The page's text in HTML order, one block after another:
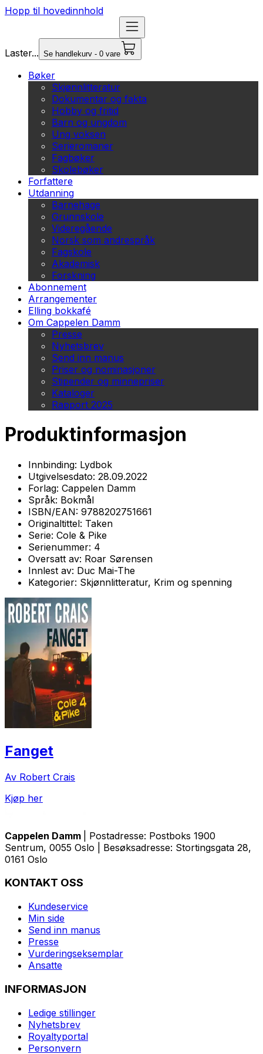
Hopp til hovedinnhold
Laster... Se handlekurv - 0 vare
Bøker
Skjønnlitteratur
Dokumentar og fakta
Hobby og fritid
Barn og ungdom
Ung voksen
Serieromaner
Fagbøker
Skolebøker
Forfattere
Utdanning
Barnehage
Grunnskole
Videregående
Norsk som andrespråk
Fagskole
Akademisk
Forskning
Abonnement
Arrangementer
Elling bokkafé
Om Cappelen Damm
Presse
Nyhetsbrev
Send inn manus
Priser og nominasjoner
Stipender og minnepriser
Kataloger
Rapport 2025
Produktinformasjon
Innbinding: Lydbok
Utgivelsesdato: 28.09.2022
Forlag: Cappelen Damm
Språk: Bokmål
ISBN/EAN: 9788202751661
Originaltittel: Taken
Serie: Cole & Pike
Serienummer: 4
Oversatt av: Roar Sørensen
Innlest av: Duc Mai-The
Kategorier: Skjønnlitteratur, Krim og spenning
Fanget
Av Robert Crais
Kjøp her
Cappelen Damm
| Postadresse: Postboks 1900
Sentrum, 0055 Oslo | Besøksadresse: Stortingsgata 28,
0161 Oslo
KONTAKT OSS
Kundeservice
Min side
Send inn manus
Presse
Vurderingseksemplar
Ansatte
INFORMASJON
Ledige stillinger
Nyhetsbrev
Royaltyportal
Personvern